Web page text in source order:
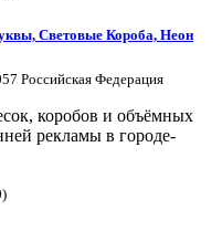
Световые Короба, Неон
Российская Федерация
коробов и объёмных
рекламы в городе-